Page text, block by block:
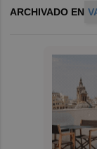
ARCHIVADO EN